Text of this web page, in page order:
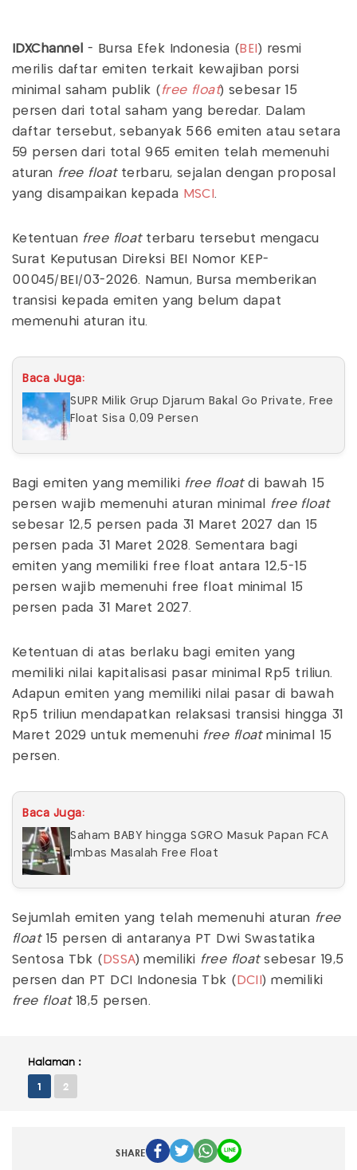
IDXChannel - Bursa Efek Indonesia ( BEI ) resmi
merilis daftar emiten terkait kewajiban porsi
minimal saham publik ( free float) sebesar 15
persen dari total saham yang beredar. Dalam
daftar tersebut, sebanyak 566 emiten atau setara
59 persen dari total 965 emiten telah memenuhi
aturan free float terbaru, sejalan dengan proposal
yang disampaikan kepada MSCI.
Ketentuanfree float terbaru tersebut mengacu
Surat Keputusan Direksi BEI Nomor KEP-
00045/BEI/03-2026. Namun, Bursa memberikan
transisi kepada emiten yang belum dapat
memenuhi aturan itu.
Baca Juga:
SUPR Milik Grup Djarum Bakal Go Private, Free
Float Sisa 0,09 Persen
Bagi emiten yang memiliki free floatdi bawah 15
persen wajib memenuhi aturan minimal free float
sebesar 12,5 persen pada 31 Maret 2027 dan 15
persen pada 31 Maret 2028. Sementara bagi
emiten yang memiliki free float antara 12,5-15
persen wajib memenuhi free float minimal 15
persen pada 31 Maret 2027.
Ketentuan di atas berlaku bagi emiten yang
memiliki nilai kapitalisasi pasar minimal Rp5 triliun.
Adapun emiten yang memiliki nilai pasar di bawah
Rp5 triliun mendapatkan relaksasi transisi hingga 31
Maret 2029 untuk memenuhi free floatminimal 15
persen.
Baca Juga:
Saham BABY hingga SGRO Masuk Papan FCA
Imbas Masalah Free Float
Sejumlah emiten yang telah memenuhi aturan free
float
15 persen di antaranya PT Dwi Swastatika
Sentosa Tbk ( DSSA) memiliki free floatsebesar 19,5
persen dan PT DCI Indonesia Tbk ( DCII ) memiliki
free float 18,5 persen.
Halaman :
1 2
SHARE